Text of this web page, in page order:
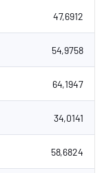
47,6912
54,9758
64,1947
34,0141
58,6824